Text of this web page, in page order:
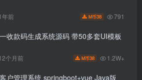
年前 M币38 791
收款码生成系统源码 带50多套UI模板
个月前 M币38 1.2W+
户管理系统 springboot+vue Java版